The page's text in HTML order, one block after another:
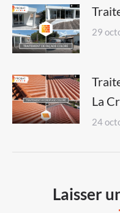
29
La
24
Laisser